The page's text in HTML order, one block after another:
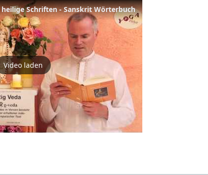
Schriften - Sanskrit Wörterbuch
Video laden